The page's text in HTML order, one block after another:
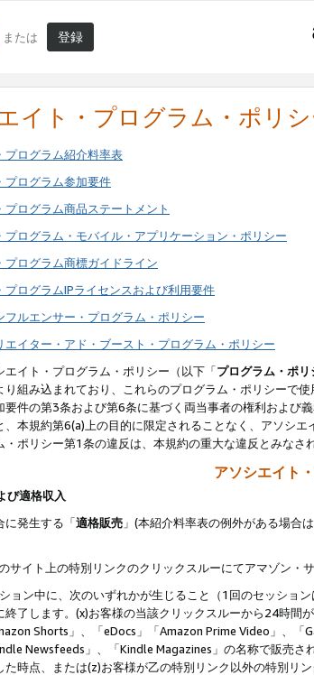
または 登録
イト・プログラム・ポリ
プログラム紹介料率表
プログラム参加要件
プログラム商品ステートメント
プログラム・モバイル・アプリケーション・ポリシー
プログラム商標ガイドライン
プログラムIPライセンスおよび利用要件
フルエンサー・プログラム・ポリシー
エイター・アド・ブースト・プログラム・ポリシー
エイト・プログラム・ポリシー（以下「プログラム・ポリ
り組み込まれており、これらのプログラム・ポリシーで
要件の第3条および第6条に基づく両当事者の権利および
、本規約第6(a)上の目的に限定されることなく、アソシ
・ポリシー第1条の違反は、本規約の重大な違反とみなされ
アソシエイト
び適格収入
に発生する「適格販売 」(本紹介料率表の例外がある場合
サイト上の特別リンクのクリックスルーにてアマゾン・
ョン中に、次のいずれかが生じること（1回のセッショ
終了します。(x)お客様の当該クリックスルーから24時間
Shorts」、「eDocs」「Amazon Prime Video」、
Newsfeeds」、「Kindle Magazines」の名称で販売
た時点、または(z)お客様が乙の特別リンク以外の特別リ